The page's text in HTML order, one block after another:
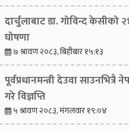
दार्चुलाबाट डा. गोविन्द केसीको
घोषणा
७ श्रावण २०८३, बिहीबार १५:१३
पूर्वप्रधानमन्त्री देउवा साउनभित्रै
गरे विज्ञप्ति
५ श्रावण २०८३, मंगलवार १९:०४